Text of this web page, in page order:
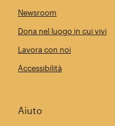
Newsroom
Dona nel luogo in cui vivi
Lavora con noi
Accessibilità
Aiuto